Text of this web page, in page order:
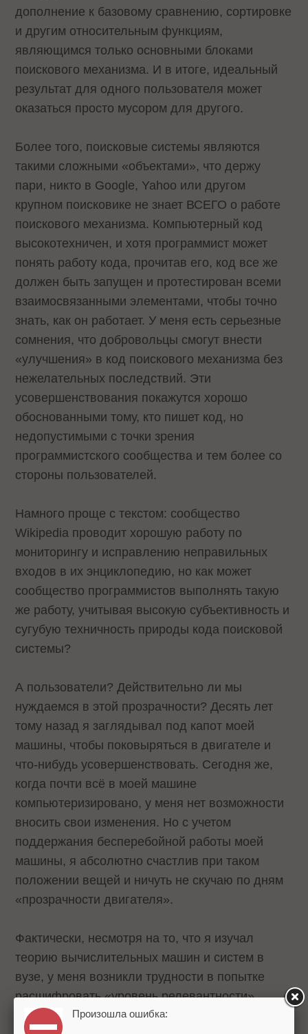
дополнение к базовому сравнению, сортировке
и другим относительным функциям,
являющимся только основными блоками
поискового механизма. И в итоге, идеальный
результат для одного пользователя может
оказаться просто мусором для другого.
Более того, поисковые системы являются
такими сложными «объектами», что держу
пари, никто в Google, Yahoo или другом
крупном поисковике не знает ВСЕГО о работе
поискового механизма. Компьютерный код
высокотехничен, и хотя программист может
понять работу кода, прочитав его, код все же
должен быть запущен и протестирован всеми
взаимосвязанными элементами, чтобы точно
знать, как он работает. У меня есть серьезные
сомнения, что добровольцы смогут внести
«улучшения» в код поискового механизма без
нежелательных последствий. Эти
усовершенствования покажутся хорошо
обоснованными тому, кто пишет код, но
недопустимыми с точки зрения
программистского сообщества и тем более со
стороны пользователей.
Намного проще с текстом: сообщество
Wikipedia проводит хорошую работу по
мониторингу и исправлению неправильных
входов в их энциклопедию, но как может
сообщество программистов выполнять такую
же работу, учитывая высокую субъективность и
сугубую техничность природы кода поисковой
системы?
А пользователи? Действительно ли мы
нуждаемся в этой прозрачности? Десять лет
тому назад я заглядывал под капот моей
машины, чтобы поковыряться в двигателе и
что-нибудь усовершенствовать. Сегодня же,
когда почти всё в моей машине
компьютеризировано, у меня нет возможности
вносить свои изменения. Но с учетом
поддержания бесперебойной работы моей
машины, я абсолютно счастлив при таком
положении вещей и ничуть не скучаю по дням
«прозрачности двигателя».
Фактически, несмотря на то, что я изучал
теорию вычислительных машин и систем в
вузе, у меня возникли трудности в попытке
расшифровать «уровень релевантности»,
который появляется рядом с каждым
Произошла ошибка: